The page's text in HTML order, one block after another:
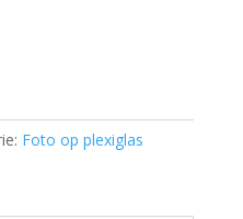
Foto op plexiglas